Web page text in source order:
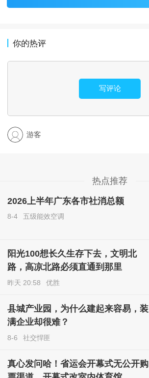
你的热评
写评论
游客
热点推荐
2026上半年广东各市社消总额
8-4 五级能效空调
阳光100想长久生存下去，文明北
路，高凉北路必须直通到那里
昨天 20:58 优胜
县城产业园，为什么建起来容易，装
满企业却很难？
8-6 社交悍匪
真心发问哈！省运会开幕式无公开购